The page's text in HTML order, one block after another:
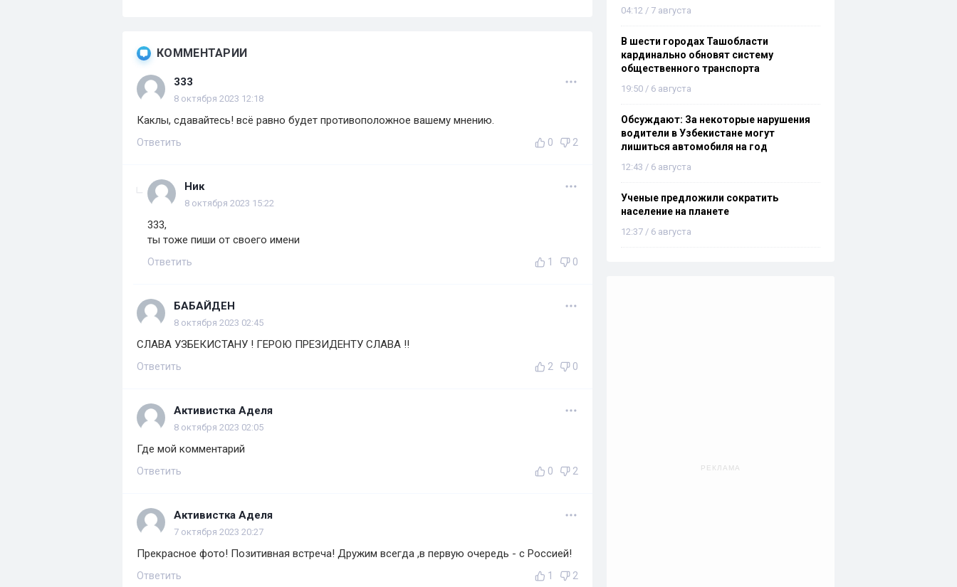
КОММЕНТАРИИ
333
8 октября 2023 12:18
Каклы, сдавайтесь! всё равно будет противоположное вашему мнению.
Ответить 0 2
Ник
8 октября 2023 15:22
333,
ты тоже пиши от своего имени
Ответить 1 0
БАБАЙДЕН
8 октября 2023 02:45
СЛАВА УЗБЕКИСТАНУ ! ГЕРОЮ ПРЕЗИДЕНТУ СЛАВА !!
Ответить 2 0
Активистка Аделя
8 октября 2023 02:05
Где мой комментарий
Ответить 0 2
Активистка Аделя
7 октября 2023 20:27
Прекрасное фото! Позитивная встреча! Дружим всегда ,в первую очередь - с Россией!
Ответить 1 2
04:12 / 7 августа
В шести городах Ташобласти
кардинально обновят систему
общественного транспорта
19:50 / 6 августа
Обсуждают: За некоторые нарушения
водители в Узбекистане могут
лишиться автомобиля на год
12:43 / 6 августа
Ученые предложили сократить
население на планете
12:37 / 6 августа